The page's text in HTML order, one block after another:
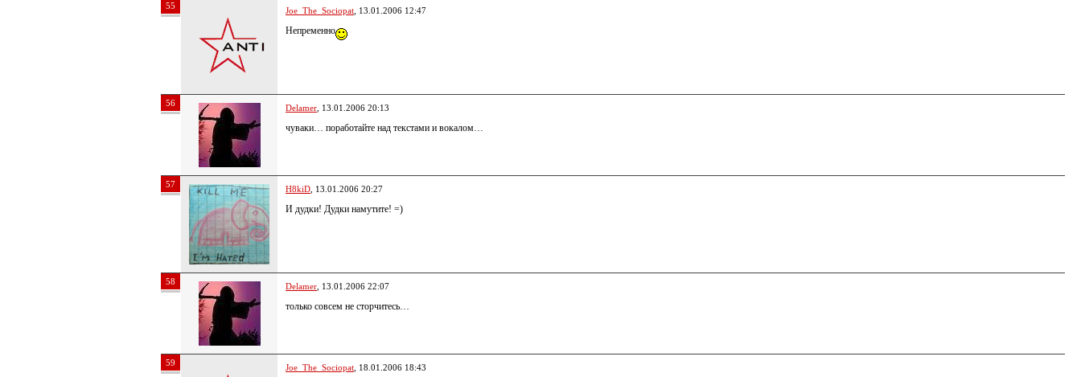
55 Joe_The_Sociopat , 13.01.2006 12:47
Непременно
56 Delamer , 13.01.2006 20:13
чуваки… поработайте над текстами и вокалом…
57 H8kiD , 13.01.2006 20:27
И дудки! Дудки намутите! =)
58 Delamer , 13.01.2006 22:07
только совсем не сторчитесь…
59 Joe_The_Sociopat , 18.01.2006 18:43